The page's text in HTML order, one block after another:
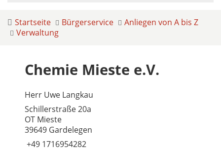
Startseite Bürgerservice
Anliegen von A bis Z
Verwaltung
Chemie Mieste e.V.
Herr Uwe Langkau
Schillerstraße 20a
OT Mieste
39649 Gardelegen
+49 1716954282